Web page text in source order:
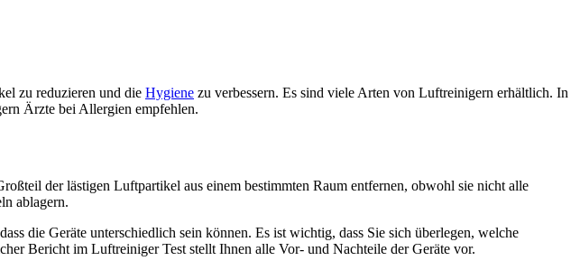
zu reduzieren und die Hygiene zu verbessern. Es sind viele Arten von Luftreinigern erhältlich. In
Ärzte bei Allergien empfehlen.
der lästigen Luftpartikel aus einem bestimmten Raum entfernen, obwohl sie nicht alle
ablagern.
die Geräte unterschiedlich sein können. Es ist wichtig, dass Sie sich überlegen, welche
Bericht im Luftreiniger Test stellt Ihnen alle Vor- und Nachteile der Geräte vor.